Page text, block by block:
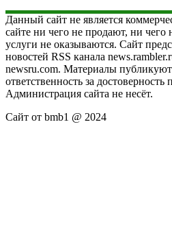
Данный сайт не является
сайте ни чего не продают, ни
услуги не оказываются. Сайт
новостей RSS канала
newsru.com. Материалы
ответственность за
Администрация сайта не несёт.
Сайт от bmb1 @ 2024